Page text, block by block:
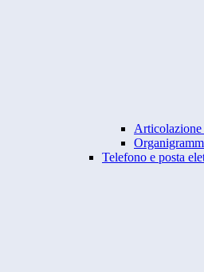
Telefono e posta